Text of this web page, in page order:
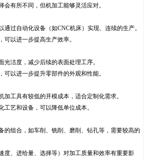
会有所不同，但机加工能够灵活应对。
通过自动化设备（如CNC机床）实现、连续的生产。
以进一步提高生产效率。
洁度，减少后续的表面处理工序。
可以进一步提升零部件的外观和性能。
加工具有较低的开模成本，适合定制化需求。
艺和设备，可以降低单位成本。
的组合，如车削、铣削、磨削、钻孔等，需要较高的
度、进给量、选择等）对加工质量和效率有重要影